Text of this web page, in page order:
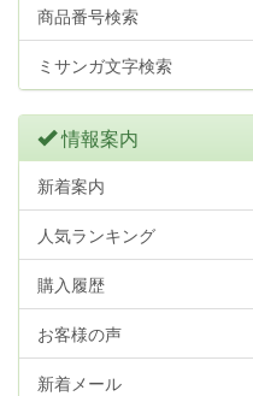
商品番号検索
ミサンガ文字検索
情報案内
新着案内
人気ランキング
購入履歴
お客様の声
新着メール